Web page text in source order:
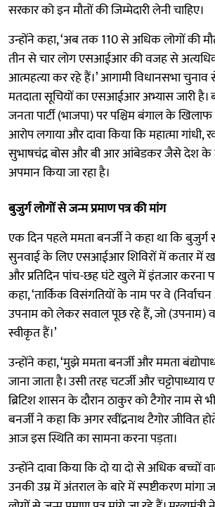
सरकार को इन मौतों की जिम्मेदारी लेनी चाहिए।
उन्होंने कहा, ‘अब तक 110 से अधिक लोगों की
तीन से चार लोग एसआईआर की वजह से
आत्महत्या कर रहे हैं।’ आगामी विधानसभा
मतदाता सूचियों का एसआईआर अभ्यास जारी है।
जनता पार्टी (भाजपा) पर पश्चिम बंगाल के
आरोप लगाया और दावा किया कि महात्मा गांधी,
सुभाषचंद्र बोस और बी आर आंबेडकर जैसे देश के
अपमान किया जा रहा है।
बुजुर्ग लोगों से जन्म प्रमाण पत्र की मांग
एक दिन पहले ममता बनर्जी ने कहा था कि
सुनवाई के लिए एसआईआर शिविरों में कतार में
और प्रतिदिन पांच-छह घंटे खुले में इंतजार करना
कहा, ‘तार्किक विसंगतियों के नाम पर वे
उपनाम को लेकर सवाल पूछ रहे हैं, जो (उपनाम)
स्वीकृत हैं।’
उन्होंने कहा, ‘मुझे ममता बनर्जी और ममता
जाना जाता है। उसी तरह चटर्जी और चट्टोपाध्याय
ब्रिटिश शासन के दौरान ठाकुर को टैगोर नाम से
बनर्जी ने कहा कि अगर रवींद्रनाथ टैगोर जीवित
आज इस स्थिति का सामना करना पड़ता।
उन्होंने दावा किया कि दो या दो से अधिक बच्चों
उनकी उम्र में अंतराल के बारे में स्पष्टीकरण मांगा